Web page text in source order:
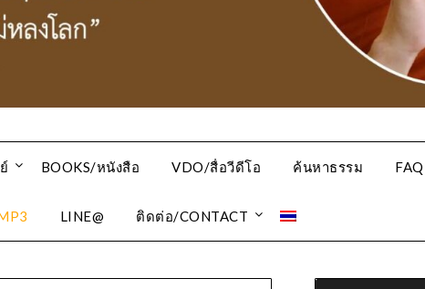
BOOKS/หนังสือ VDO/สื่อวีดีโอ ค้นหาธรรม FAQ
LINE@ ติดต่อ/CONTACT